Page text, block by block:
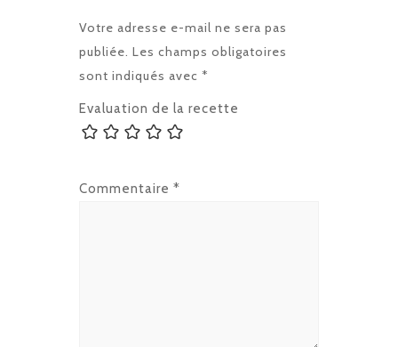
Votre adresse e-mail ne sera pas
publiée. Les champs obligatoires
sont indiqués avec *
Evaluation de la recette
Commentaire *